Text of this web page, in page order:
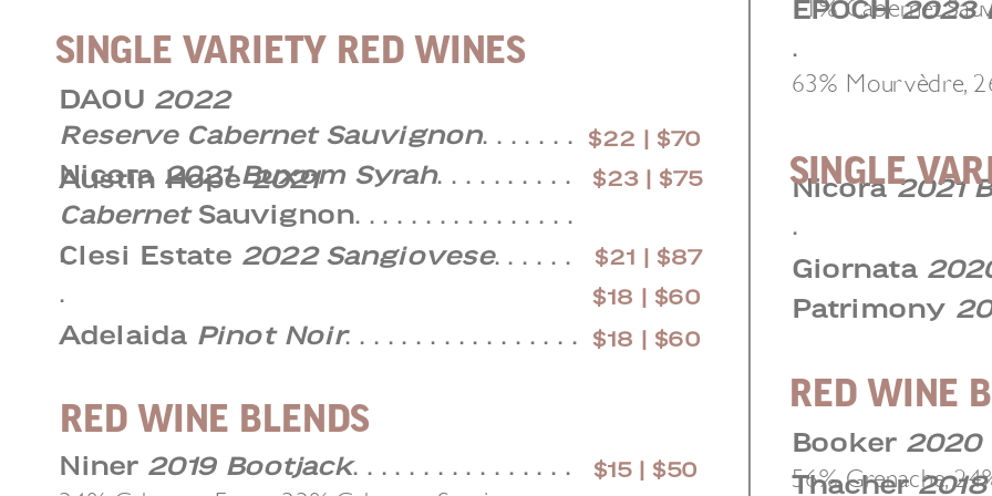
DAOU 2022
Reserve Cabernet Sauvignon. . . . . . . $22 | $70
Nicora 2021 Buxom Syrah. . . . . . . . . . $23 | $75
Austin Hope2021
Cabernet Sauvignon. . . . . . . . . . . . . . . .
.
$21 | $87
Clesi Estate 2022 Sangiovese. . . . . .
.
$18 | $60
Adelaida Pinot Noir. . . . . . . . . . . . . . . . . $18 | $60
SINGLE VARIETY RED WINES
RED WINE BLENDS
Niner 2019 Bootjack. . . . . . . . . . . . . . . . $15 | $50
11% Cabernet
EPOCH2023
.
63% Mourvèdre,
Nicora2021
.
Giornata
Patrimony
SINGLE
Booker 2020
56% Grenache,
Thacher
RED WINE